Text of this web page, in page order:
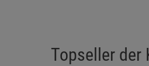
Topseller der